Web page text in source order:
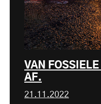
VAN
AF.
21.11.2022